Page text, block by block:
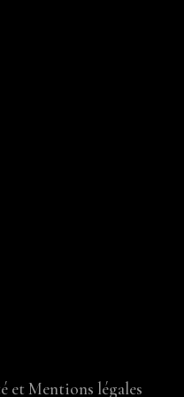
et Mentions légales